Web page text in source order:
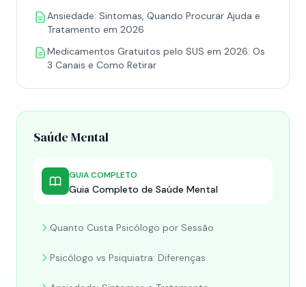
Ansiedade: Sintomas, Quando Procurar Ajuda e
Tratamento em 2026
Medicamentos Gratuitos pelo SUS em 2026: Os
3 Canais e Como Retirar
Saúde Mental
GUIA COMPLETO
Guia Completo de Saúde Mental
Quanto Custa Psicólogo por Sessão
Psicólogo vs Psiquiatra: Diferenças